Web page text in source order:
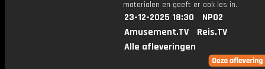
materialen en geeft er ook les in.
23-12-2025 18:30
NPO2
Amusement.TV
Reis.TV
Alle afleveringen